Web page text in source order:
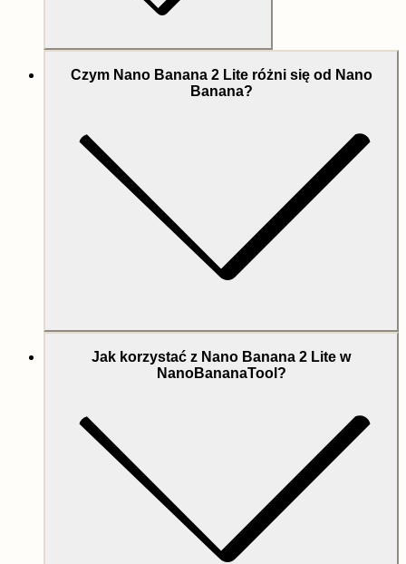
Czym Nano Banana 2 Lite różni się od Nano
Banana?
Jak korzystać z Nano Banana 2 Lite w
NanoBananaTool?